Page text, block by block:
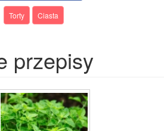
Torty Ciasta
przepisy